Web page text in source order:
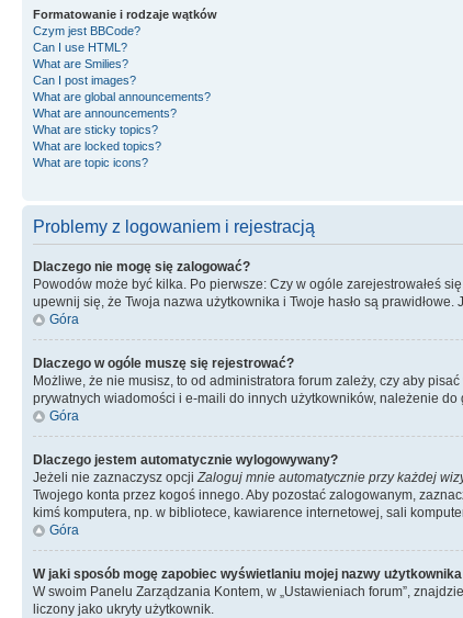
Formatowanie i rodzaje wątków
Czym jest BBCode?
Can I use HTML?
What are Smilies?
Can I post images?
What are global announcements?
What are announcements?
What are sticky topics?
What are locked topics?
What are topic icons?
Problemy z logowaniem i rejestracją
Dlaczego nie mogę się zalogować?
Powodów może być kilka. Po pierwsze: Czy w ogóle zarejestrowałeś
upewnij się, że Twoja nazwa użytkownika i Twoje hasło są
Góra
Dlaczego w ogóle muszę się rejestrować?
Możliwe, że nie musisz, to od administratora forum zależy, czy aby
prywatnych wiadomości i e-maili do innych użytkowników, należenie
Góra
Dlaczego jestem automatycznie wylogowywany?
Jeżeli nie zaznaczysz opcjiZaloguj mnie automatycznie przy każdej
Twojego konta przez kogoś innego. Aby pozostać zalogowanym,
kimś komputera, np. w bibliotece, kawiarence internetowej, sali
Góra
W jaki sposób mogę zapobiec wyświetlaniu mojej nazwy
W swoim Panelu Zarządzania Kontem, w „Ustawieniach forum”,
liczony jako ukryty użytkownik.